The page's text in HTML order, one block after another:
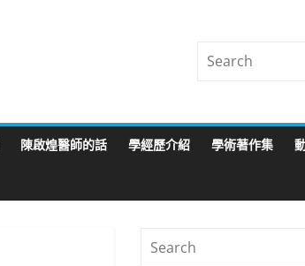
陳啟煌醫師的話 學經歷介紹 學術著作集